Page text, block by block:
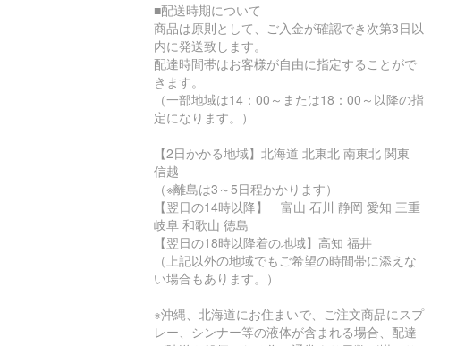
■配送時期について
商品は原則として、ご入金が確認でき次第3日以
内に発送致します。
配達時間帯はお客様が自由に指定することがで
きます。
（一部地域は14：00～または18：00～以降の指
定になります。）
【2日かかる地域】北海道 北東北 南東北 関東
信越
（※離島は3～5日程かかります）
【翌日の14時以降】 富山 石川 静岡 愛知 三重
岐阜 和歌山 徳島
【翌日の18時以降着の地域】高知 福井
（上記以外の地域でもご希望の時間帯に添えな
い場合もあります。）
※沖縄、北海道にお住まいで、ご注文商品にスプ
レー、シンナー等の液体が含まれる場合、配達